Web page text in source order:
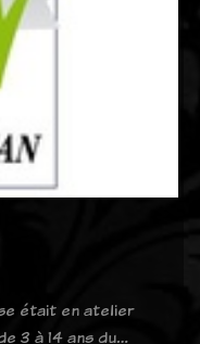
était en atelier
3 à 14 ans du…